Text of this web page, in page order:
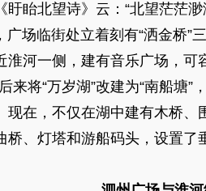
盱眙北望诗》云：“北望茫茫
临街处立着刻有“洒金桥”三
淮河一侧，建有音乐广场，可
来将“万岁湖”改建为“南船塘
现在，不仅在湖中建有木桥
桥、灯塔和游船码头，设置了